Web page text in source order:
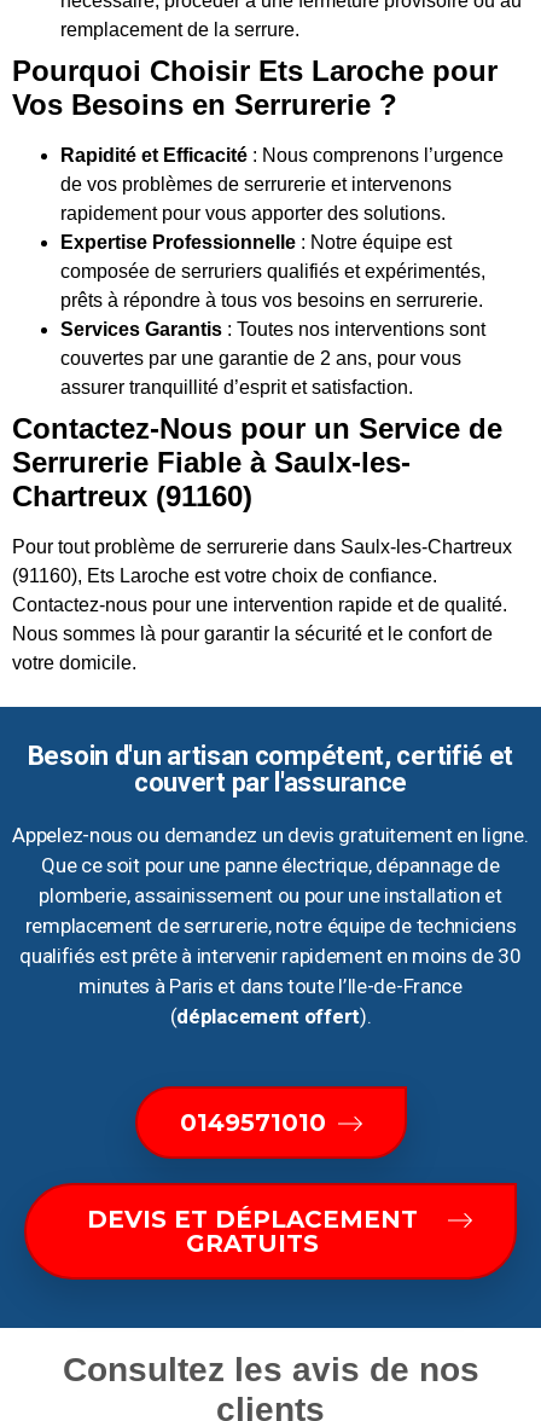
remplacement de la serrure.
Pourquoi Choisir Ets Laroche pour
Vos Besoins en Serrurerie ?
Rapidité et Efficacité : Nous comprenons l’urgence
de vos problèmes de serrurerie et intervenons
rapidement pour vous apporter des solutions.
Expertise Professionnelle : Notre équipe est
composée de serruriers qualifiés et expérimentés,
prêts à répondre à tous vos besoins en serrurerie.
Services Garantis : Toutes nos interventions sont
couvertes par une garantie de 2 ans, pour vous
assurer tranquillité d’esprit et satisfaction.
Contactez-Nous pour un Service de
Serrurerie Fiable à Saulx-les-
Chartreux (91160)
Pour tout problème de serrurerie dans Saulx-les-Chartreux
(91160), Ets Laroche est votre choix de confiance.
Contactez-nous pour une intervention rapide et de qualité.
Nous sommes là pour garantir la sécurité et le confort de
votre domicile.
Besoin d'un artisan compétent, certifié et
couvert par l'assurance
Appelez-nous ou demandez un devis gratuitement en ligne.
Que ce soit pour une panne électrique, dépannage de
plomberie, assainissement ou pour une installation et
remplacement de serrurerie, notre équipe de techniciens
qualifiés est prête à intervenir rapidement en moins de 30
minutes à Paris et dans toute l’Ile-de-France
(déplacement offert).
0149571010
DEVIS ET DÉPLACEMENT
GRATUITS
Consultez les avis de nos
clients